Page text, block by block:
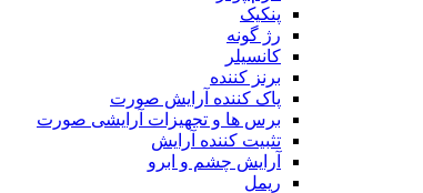
پنکیک
رژ گونه
کانسیلر
برنز کننده
پاک کننده آرایش صورت
برس ها و تجهیزات آرایشی صورت
تثبیت کننده آرایش
آرایش چشم و ابرو
ریمل